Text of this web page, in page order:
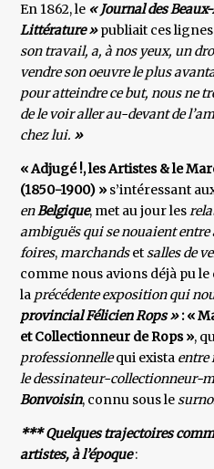
En 1862, le « Journal des
Littérature »publiait ces lignes
son travail, a, à nos yeux, un
vendre son oeuvre le plus
pour atteindre ce but, nous ne
de le voir aller au-devant de
chez lui. »
« Adjugé !, les Artistes & le
(1850-1900) » s’intéressant
enBelgique, met au jour les
ambiguës qui se nouaient entre
foires,marchandsetsalles de
comme nous avions déjà pu
la précédente exposition qui
provincial Félicien Rops »: «
et Collectionneur de Rops »,
professionnellequi exista entre
le dessinateur-collectionneur-
Bonvoisin, connu sous le
*** Quelques trajectoires
artistes, à l’époque: